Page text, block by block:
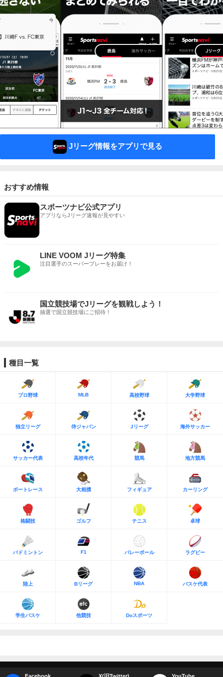
Jリーグ情報をアプリで見る
おすすめ情報
スポーツナビ公式アプリ
アプリならJリーグ速報が見やすい
LINE VOOM Jリーグ特集
注目選手のスーパープレーをお届け！
国立競技場でJリーグを観戦しよう！
抽選で国立競技場にご招待！
種目一覧
プロ野球 MLB 高校野球 大学野球
独立リーグ 侍ジャパン Jリーグ 海外サッカー
サッカー代表 高校年代 競馬 地方競馬
ボートレース 大相撲 フィギュア カーリング
格闘技 ゴルフ テニス 卓球
バドミントン F1 バレーボール ラグビー
陸上 Bリーグ NBA バスケ代表
学生バスケ 他競技 Doスポーツ
Facebook X(旧Twitter) YouTube